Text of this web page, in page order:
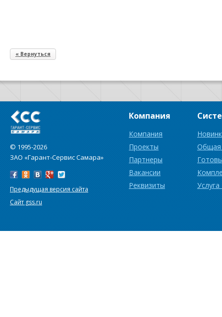
« Вернуться
© 1995-2026
ЗАО «Гарант-Сервис Самара»
Предыдущая версия сайта
Сайт gss.ru
Компания
Компания
Проекты
Партнеры
Вакансии
Реквизиты
Общая